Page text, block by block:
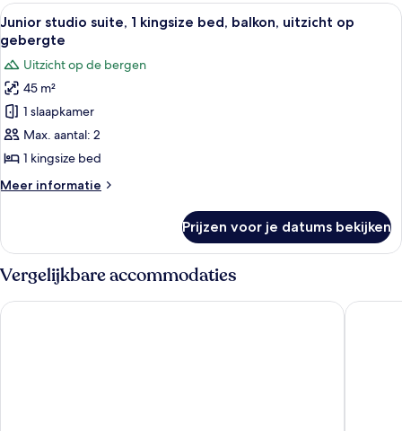
Alle
foto's
voor
Junior
studio
suite,
1
kingsize
bed,
balkon,
op
gebergte
laden
Hotelkamer met een houten bed,
8
Junior studio suite, 1 kingsize bed, balkon, uitzicht op
gebergte
Uitzicht op de bergen
45 m²
1 slaapkamer
Max. aantal: 2
1 kingsize bed
Meer informatie
Meer
studio
1
bed,
Prijzen voor je datums bekijken
Vergelijkbare accommodaties
Bergresort Zugspitze Ehrwald by ALPS RESORTS Hotel